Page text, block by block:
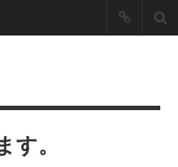
す。